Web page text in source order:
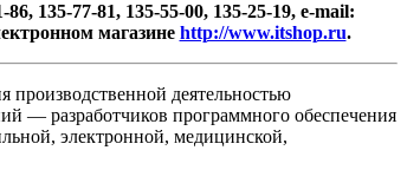
135-77-81, 135-55-00, 135-25-19, e-mail:
магазине http://www.itshop.ru.
деятельностью
— разработчиков программного обеспечения
электронной, медицинской,